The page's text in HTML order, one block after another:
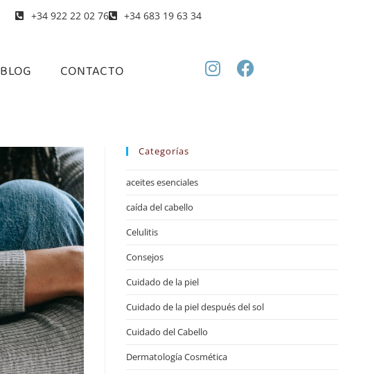
+34 922 22 02 76 +34 683 19 63 34
BLOG CONTACTO
Categorías
aceites esenciales
caída del cabello
Celulitis
Consejos
Cuidado de la piel
Cuidado de la piel después del sol
Cuidado del Cabello
Dermatología Cosmética